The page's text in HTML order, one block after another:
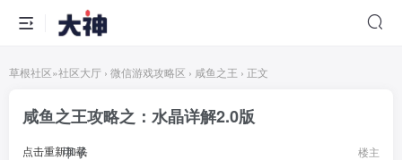
草根社区»社区大厅 › 微信游戏攻略区 › 咸鱼之王 › 正文
咸鱼之王攻略之：水晶详解2.0版
点击重新加载 楼主
甲子